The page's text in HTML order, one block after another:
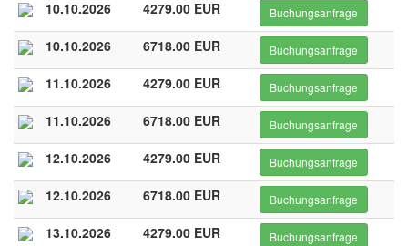
10.10.2026 4279.00 EUR Buchungsanfrage
10.10.2026 6718.00 EUR Buchungsanfrage
11.10.2026 4279.00 EUR Buchungsanfrage
11.10.2026 6718.00 EUR Buchungsanfrage
12.10.2026 4279.00 EUR Buchungsanfrage
12.10.2026 6718.00 EUR Buchungsanfrage
13.10.2026 4279.00 EUR Buchungsanfrage